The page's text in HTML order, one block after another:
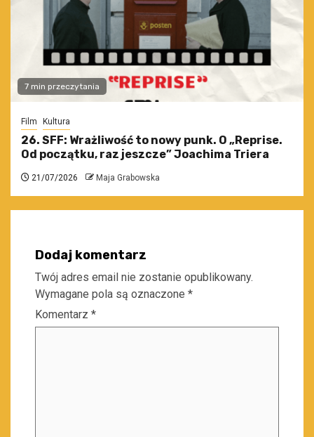
7 min przeczytania
Film Kultura
26. SFF: Wrażliwość to nowy punk. O „Reprise.
Od początku, raz jeszcze” Joachima Triera
21/07/2026 Maja Grabowska
Dodaj komentarz
Twój adres email nie zostanie opublikowany.
Wymagane pola są oznaczone *
Komentarz *